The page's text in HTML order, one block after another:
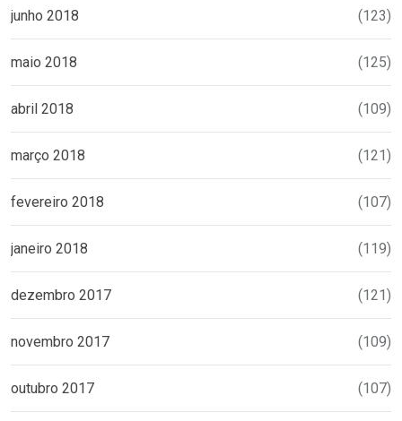
junho 2018 (123)
maio 2018 (125)
abril 2018 (109)
março 2018 (121)
fevereiro 2018 (107)
janeiro 2018 (119)
dezembro 2017 (121)
novembro 2017 (109)
outubro 2017 (107)